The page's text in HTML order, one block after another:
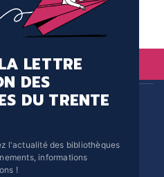
LETTRE
DES
DU TRENTE
l'actualité des bibliothèques
informations
!